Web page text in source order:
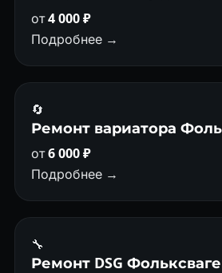
от4 000 ₽
Подробнее →
🔄
Ремонт вариатора
от6 000 ₽
Подробнее →
🔧
Ремонт DSG